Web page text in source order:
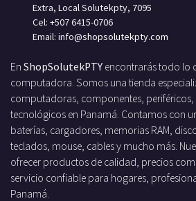
Extra, Local Solutekpty, 7095
Cel: +507 6415-0706
Email: info@shopsolutekpty.com
En ShopSolutekPTY encontrarás todo lo
computadora. Somos una tienda
computadoras, componentes, periféricos,
tecnológicos en Panamá. Contamos con
baterías, cargadores, memorias RAM,
teclados, mouse, cables y mucho más.
ofrecer productos de calidad, precios
servicio confiable para hogares,
Panamá.